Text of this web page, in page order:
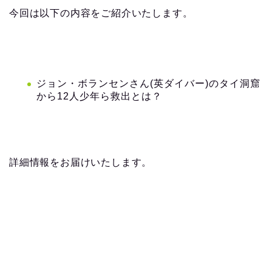
今回は以下の内容をご紹介いたします。
ジョン・ボランセンさん(英ダイバー)のタイ洞窟
から12人少年ら救出とは？
詳細情報をお届けいたします。